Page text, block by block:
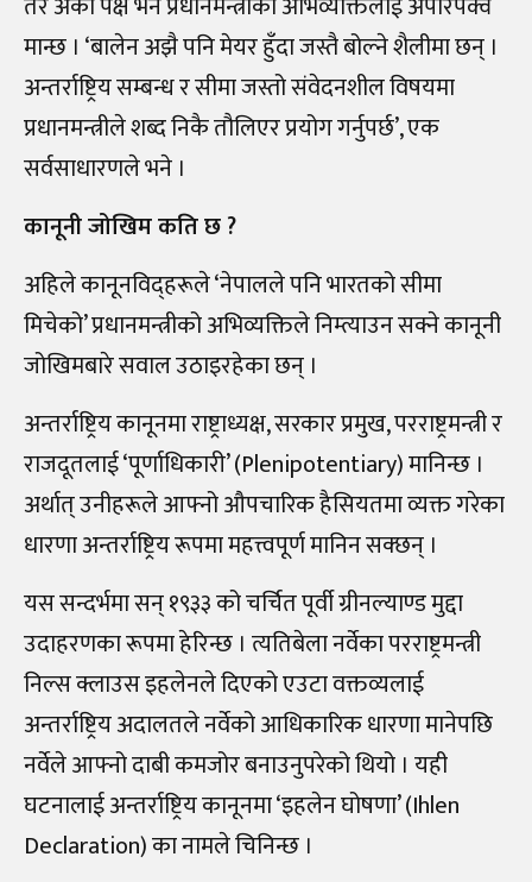
मान्छ । ‘बालेन अझै पनि मेयर हुँदा जस्तै बोल्ने शैलीमा छन् ।
अन्तर्राष्ट्रिय सम्बन्ध र सीमा जस्तो संवेदनशील विषयमा
प्रधानमन्त्रीले शब्द निकै तौलिएर प्रयोग गर्नुपर्छ’, एक
सर्वसाधारणले भने ।
कानूनी जोखिम कति छ ?
अहिले कानूनविद्हरूले ‘नेपालले पनि भारतको सीमा
मिचेको’ प्रधानमन्त्रीको अभिव्यक्तिले निम्त्याउन सक्ने कानूनी
जोखिमबारे सवाल उठाइरहेका छन् ।
अन्तर्राष्ट्रिय कानूनमा राष्ट्राध्यक्ष, सरकार प्रमुख, परराष्ट्रमन्त्री र
राजदूतलाई ‘पूर्णाधिकारी’ (Plenipotentiary) मानिन्छ ।
अर्थात् उनीहरूले आफ्नो औपचारिक हैसियतमा व्यक्त गरेका
धारणा अन्तर्राष्ट्रिय रूपमा महत्त्वपूर्ण मानिन सक्छन् ।
यस सन्दर्भमा सन् १९३३ को चर्चित पूर्वी ग्रीनल्याण्ड मुद्दा
उदाहरणका रूपमा हेरिन्छ । त्यतिबेला नर्वेका परराष्ट्रमन्त्री
निल्स क्लाउस इहलेनले दिएको एउटा वक्तव्यलाई
अन्तर्राष्ट्रिय अदालतले नर्वेको आधिकारिक धारणा मानेपछि
नर्वेले आफ्नो दाबी कमजोर बनाउनुपरेको थियो । यही
घटनालाई अन्तर्राष्ट्रिय कानूनमा ‘इहलेन घोषणा’ (Ihlen
Declaration) का नामले चिनिन्छ ।